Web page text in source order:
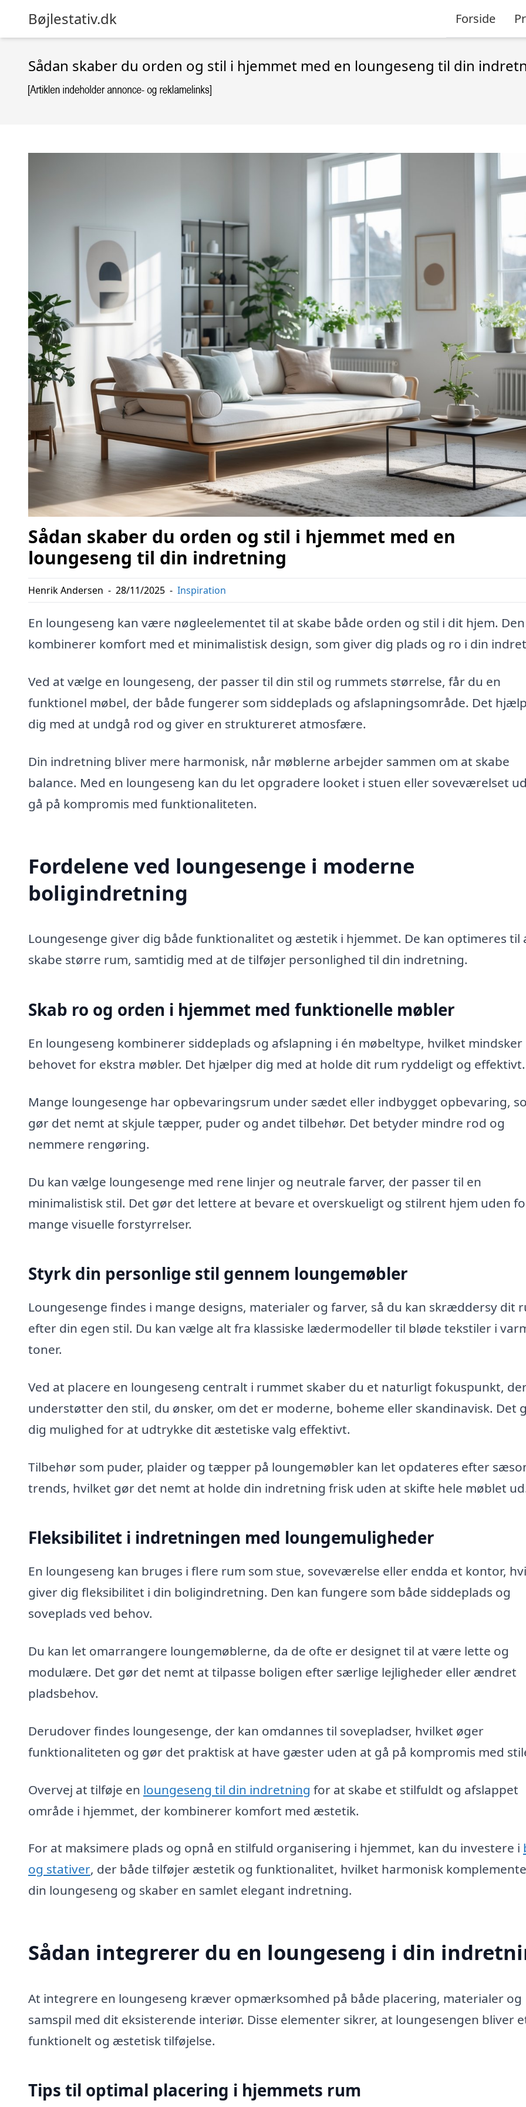
Bøjlestativ.dk Forside
Sådan skaber du orden og stil i hjemmet med en loungeseng til din
Sådan skaber du orden og stil i hjemmet med en
loungeseng til din indretning
Henrik Andersen - 28/11/2025 - Inspiration
En loungeseng kan være nøgleelementet til at skabe både orden og stil i dit hjem. Den
kombinerer komfort med et minimalistisk design, som giver dig plads og ro i din
Ved at vælge en loungeseng, der passer til din stil og rummets størrelse, får du en
funktionel møbel, der både fungerer som siddeplads og afslapningsområde. Det
dig med at undgå rod og giver en struktureret atmosfære.
Din indretning bliver mere harmonisk, når møblerne arbejder sammen om at skabe
balance. Med en loungeseng kan du let opgradere looket i stuen eller soveværelset
gå på kompromis med funktionaliteten.
Fordelene ved loungesenge i moderne
boligindretning
Loungesenge giver dig både funktionalitet og æstetik i hjemmet. De kan optimeres til
skabe større rum, samtidig med at de tilføjer personlighed til din indretning.
Skab ro og orden i hjemmet med funktionelle møbler
En loungeseng kombinerer siddeplads og afslapning i én møbeltype, hvilket mindsker
behovet for ekstra møbler. Det hjælper dig med at holde dit rum ryddeligt og effektivt.
Mange loungesenge har opbevaringsrum under sædet eller indbygget opbevaring,
gør det nemt at skjule tæpper, puder og andet tilbehør. Det betyder mindre rod og
nemmere rengøring.
Du kan vælge loungesenge med rene linjer og neutrale farver, der passer til en
minimalistisk stil. Det gør det lettere at bevare et overskueligt og stilrent hjem uden
mange visuelle forstyrrelser.
Styrk din personlige stil gennem loungemøbler
Loungesenge findes i mange designs, materialer og farver, så du kan skræddersy dit
efter din egen stil. Du kan vælge alt fra klassiske lædermodeller til bløde tekstiler i
toner.
Ved at placere en loungeseng centralt i rummet skaber du et naturligt fokuspunkt,
understøtter den stil, du ønsker, om det er moderne, boheme eller skandinavisk. Det
dig mulighed for at udtrykke dit æstetiske valg effektivt.
Tilbehør som puder, plaider og tæpper på loungemøbler kan let opdateres efter
trends, hvilket gør det nemt at holde din indretning frisk uden at skifte hele møblet
Fleksibilitet i indretningen med loungemuligheder
En loungeseng kan bruges i flere rum som stue, soveværelse eller endda et kontor,
giver dig fleksibilitet i din boligindretning. Den kan fungere som både siddeplads og
soveplads ved behov.
Du kan let omarrangere loungemøblerne, da de ofte er designet til at være lette og
modulære. Det gør det nemt at tilpasse boligen efter særlige lejligheder eller ændret
pladsbehov.
Derudover findes loungesenge, der kan omdannes til sovepladser, hvilket øger
funktionaliteten og gør det praktisk at have gæster uden at gå på kompromis med
Overvej at tilføje en loungeseng til din indretning for at skabe et stilfuldt og afslappet
område i hjemmet, der kombinerer komfort med æstetik.
For at maksimere plads og opnå en stilfuld organisering i hjemmet, kan du investere i
og stativer, der både tilføjer æstetik og funktionalitet, hvilket harmonisk
din loungeseng og skaber en samlet elegant indretning.
Sådan integrerer du en loungeseng i din
At integrere en loungeseng kræver opmærksomhed på både placering, materialer og
samspil med dit eksisterende interiør. Disse elementer sikrer, at loungesengen bliver
funktionelt og æstetisk tilføjelse.
Tips til optimal placering i hjemmets rum